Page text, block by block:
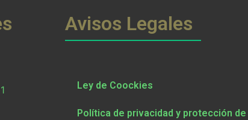
Avisos Legales
Ley de Coockies
Política de privacidad y protección